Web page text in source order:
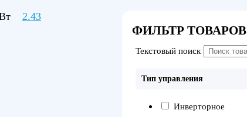
2.43
ФИЛЬТР ТОВАРОВ
Текстовый поиск
Тип управления
Инверторное